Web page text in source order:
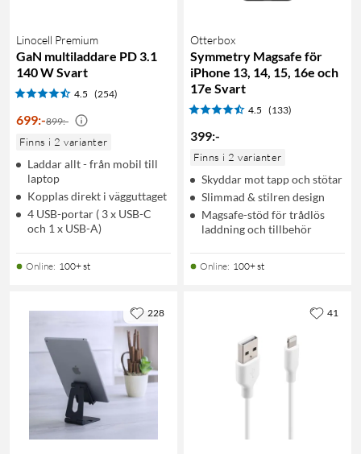
Linocell Premium
GaN multiladdare PD 3.1
140 W Svart
4.5 (254)
699:-899:-
Finns i 2 varianter
Laddar allt - från mobil till
laptop
Kopplas direkt i vägguttaget
4 USB-portar ( 3 x USB-C
och 1 x USB-A)
Online: 100+ st
Otterbox
Symmetry Magsafe för
iPhone 13, 14, 15, 16e och
17e Svart
4.5 (133)
399:-
Finns i 2 varianter
Skyddar mot tapp och stötar
Slimmad & stilren design
Magsafe-stöd för trådlös
laddning och tillbehör
Online: 100+ st
228 41